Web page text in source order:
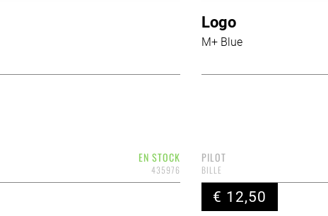
Logo
M+ Blue
EN STOCK
435976
PILOT
BILLE
€ 12,50